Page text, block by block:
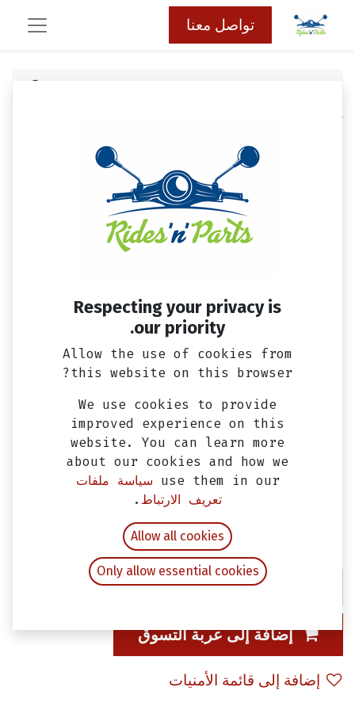
تواصل معنا
كافة المنتجات
مفتاح شبوره للجادون و المرايا
شامل ضريبة القيمة المضافة
إضافة إلى عربة التسوق
إضافة إلى قائمة الأمنيات
Respecting your privacy is
our priority.
Allow the use of cookies from
this website on this browser?
We use cookies to provide
improved experience on this
website. You can learn more
about our cookies and how we
use them in our سياسة ملفات
تعريف الارتباط .
Allow all cookies
Only allow essential cookies